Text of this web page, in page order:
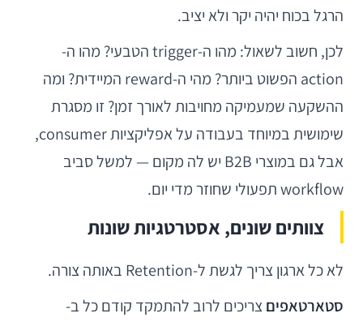
הרגל בכוח יהיה יקר ולא יציב.
לכן, חשוב לשאול: מהו ה-trigger הטבעי? מהו ה-
action הפשוט ביותר? מהי ה-reward המיידית? ומה
ההשקעה שמעמיקה מחויבות לאורך זמן? זו מסגרת
שימושית במיוחד בעבודה על אפליקציות consumer,
אבל גם במוצרי B2B יש לה מקום — למשל סביב
workflow תפעולי שחוזר מדי יום.
צוותים שונים, אסטרטגיות שונות
לא כל ארגון צריך לגשת ל-Retention באותה צורה.
סטארטאפיםצריכים לרוב להתמקד קודם כל ב-